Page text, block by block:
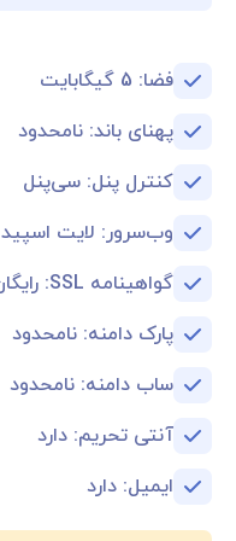
فضا: 5 گیگابایت
پهنای باند: نامحدود
کنترل پنل: سی‌پنل
وب‌سرور: لایت اسپید
گواهینامه SSL: رایگان
پارک دامنه:‌ نامحدود
ساب دامنه: نامحدود
آنتی تحریم: دارد
ایمیل: دارد